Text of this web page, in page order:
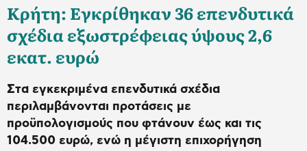
Κρήτη: Εγκρίθηκαν 36 επενδυτικά
σχέδια εξωστρέφειας ύψους 2,6
εκατ. ευρώ
Στα εγκεκριμένα επενδυτικά σχέδια
περιλαμβάνονται προτάσεις με
προϋπολογισμούς που φτάνουν έως και τις
104.500 ευρώ, ενώ η μέγιστη επιχορήγηση